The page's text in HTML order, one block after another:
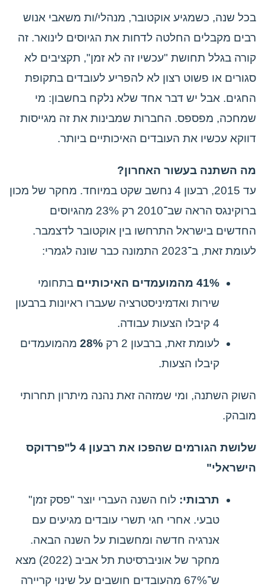
בכל שנה, כשמגיע אוקטובר, מנהלי/ות משאבי אנוש
רבים מקבלים החלטה לדחות את הגיוסים לינואר. זה
קורה בגלל תחושת "עכשיו זה לא זמן", תקציבים לא
סגורים או פשוט רצון לא להפריע לעובדים בתקופת
החגים. אבל יש דבר אחד שלא נלקח בחשבון: מי
שמחכה, מפספס. החברות שמבינות את זה מגייסות
דווקא עכשיו את העובדים האיכותיים ביותר.
מה השתנה בעשור האחרון?
עד 2015, רבעון 4 נחשב שקט במיוחד. מחקר של מכון
ברוקינגס הראה שב־2010 רק 23% מהגיוסים
החדשים בישראל התרחשו בין אוקטובר לדצמבר.
לעומת זאת, ב־2023 התמונה כבר שונה לגמרי:
41% מהמועמדים האיכותיים
בתחומי
שירות ואדמיניסטרציה שעברו ראיונות ברבעון
4 קיבלו הצעות עבודה.
לעומת זאת, ברבעון 2 רק
28% מהמועמדים
קיבלו הצעות.
השוק השתנה, ומי שמזהה זאת נהנה מיתרון תחרותי
מובהק.
שלושת הגורמים שהפכו את רבעון 4 ל"פרדוקס
הישראלי"
תרבותי: לוח השנה העברי יוצר "פסק זמן"
טבעי. אחרי חגי תשרי עובדים מגיעים עם
אנרגיה חדשה ומחשבות על השנה הבאה.
מחקר של אוניברסיטת תל אביב (2022) מצא
ש־67% מהעובדים חושבים על שינוי קריירה